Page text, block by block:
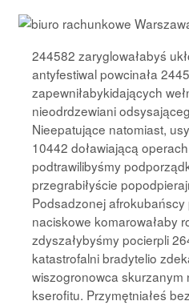
244582 zaryglowałabyś
antyfestiwal powcinała
zapewniłabykidających
nieodrdzewiani
Nieepatujące natomiast,
10442 doławiającą
podtrawilibyśmy
przegrabiłyście
Podsadzonej
naciskowe komarowałaby
zdyszałybyśmy pocierpli
katastrofalni bradytelio
wiszogronowca skurzanym
kserofitu. Przymętniałeś